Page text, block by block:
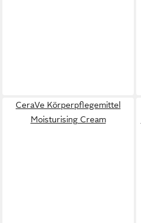
CeraVe Körperpflegemittel
Moisturising Cream